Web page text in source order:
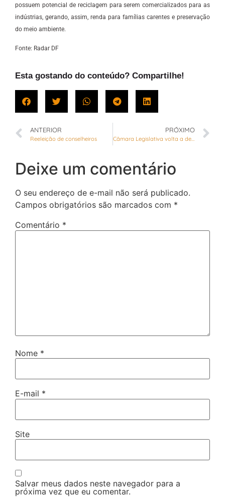
possuem potencial de reciclagem para serem comercializados para as
indústrias, gerando, assim, renda para famílias carentes e preservação
do meio ambiente.
Fonte: Radar DF
Esta gostando do conteúdo? Compartilhe!
ANTERIOR
Reeleição de conselheiros
PRÓXIMO
Câmara Legislativa volta a debater melhorias para o Jardins Mangueiral
Deixe um comentário
O seu endereço de e-mail não será publicado.
Campos obrigatórios são marcados com *
Comentário *
Nome *
E-mail *
Site
Salvar meus dados neste navegador para a
próxima vez que eu comentar.